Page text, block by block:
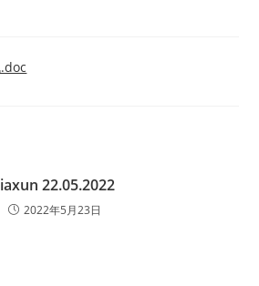
22.05.2022
2022年5月23日